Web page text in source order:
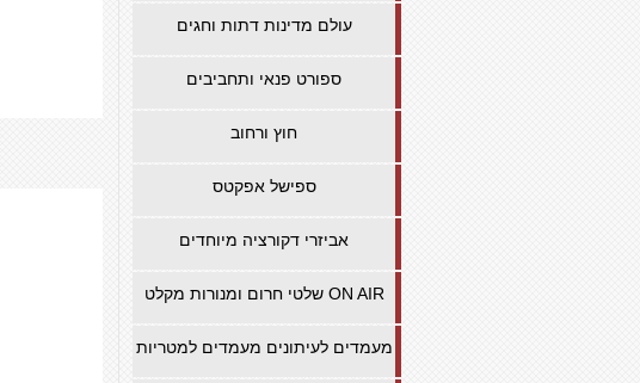
עולם מדינות דתות וחגים
ספורט פנאי ותחביבים
חוץ ורחוב
ספישל אפקטס
אביזרי דקורציה מיוחדים
שלטי חרום ומנורות מקלט ON AIR
מעמדים לעיתונים מעמדים למטריות